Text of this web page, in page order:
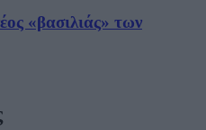
«βασιλιάς» των